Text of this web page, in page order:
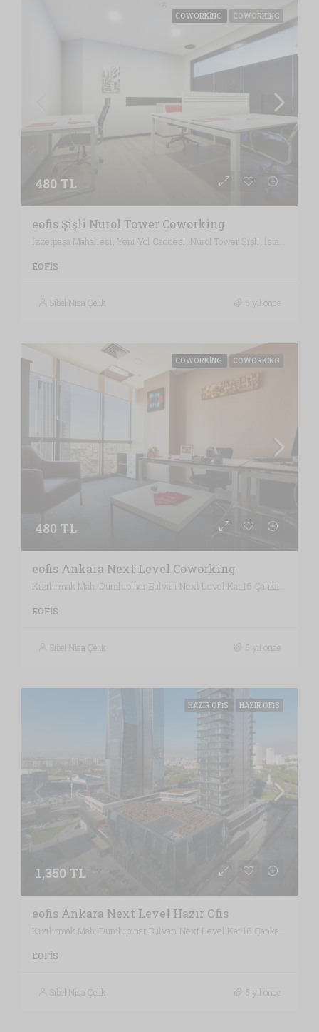
COWORKING COWORKING
480 TL
eofis Şişli Nurol Tower Coworking
EOFIS
Sibel Nisa Çelik 5 yıl önce
COWORKING COWORKING
480 TL
eofis Ankara Next Level Coworking
EOFIS
Sibel Nisa Çelik 5 yıl önce
HAZIR OFIS HAZIR OFIS
1,350 TL
eofis Ankara Next Level Hazır Ofis
EOFIS
Sibel Nisa Çelik 5 yıl önce